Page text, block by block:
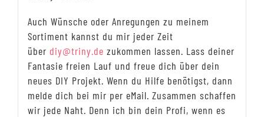
Auch Wünsche oder Anregungen zu meinem
Sortiment kannst du mir jeder Zeit
über diy@triny.de zukommen lassen. Lass deiner
Fantasie freien Lauf und freue dich über dein
neues DIY Projekt. Wenn du Hilfe benötigst, dann
melde dich bei mir per eMail. Zusammen schaffen
wir jede Naht. Denn ich bin dein Profi, wenn es